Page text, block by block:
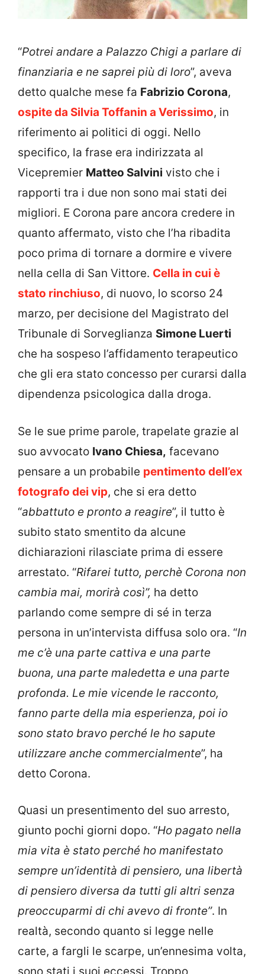
“Potrei andare a Palazzo Chigi a parlare di
finanziaria e ne saprei più di loro”, aveva
detto qualche mese fa Fabrizio Corona,
ospite da Silvia Toffanin a Verissimo, in
riferimento ai politici di oggi. Nello
specifico, la frase era indirizzata al
Vicepremier Matteo Salvini visto che i
rapporti tra i due non sono mai stati dei
migliori. E Corona pare ancora credere in
quanto affermato, visto che l’ha ribadita
poco prima di tornare a dormire e vivere
nella cella di San Vittore. Cella in cui è
stato rinchiuso, di nuovo, lo scorso 24
marzo, per decisione del Magistrato del
Tribunale di Sorveglianza Simone Luerti
che ha sospeso l’affidamento terapeutico
che gli era stato concesso per curarsi dalla
dipendenza psicologica dalla droga.
Se le sue prime parole, trapelate grazie al
suo avvocato Ivano Chiesa, facevano
pensare a un probabile pentimento dell’ex
fotografo dei vip, che si era detto
“abbattuto e pronto a reagire”, il tutto è
subito stato smentito da alcune
dichiarazioni rilasciate prima di essere
arrestato. “Rifarei tutto, perchè Corona non
cambia mai, morirà così”, ha detto
parlando come sempre di sé in terza
persona in un’intervista diffusa solo ora. “In
me c’è una parte cattiva e una parte
buona, una parte maledetta e una parte
profonda. Le mie vicende le racconto,
fanno parte della mia esperienza, poi io
sono stato bravo perché le ho sapute
utilizzare anche commercialmente”, ha
detto Corona.
Quasi un presentimento del suo arresto,
giunto pochi giorni dopo. “Ho pagato nella
mia vita è stato perché ho manifestato
sempre un’identità di pensiero, una libertà
di pensiero diversa da tutti gli altri senza
preoccuparmi di chi avevo di fronte”. In
realtà, secondo quanto si legge nelle
carte, a fargli le scarpe, un’ennesima volta,